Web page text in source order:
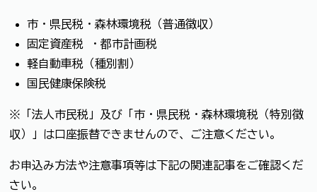
市・県民税・森林環境税（普通徴収）
固定資産税 ・都市計画税
軽自動車税（種別割）
国民健康保険税
※「法人市民税」及び「市・県民税・森林環境税（特別徴
収）」は口座振替できませんので、ご注意ください。
お申込み方法や注意事項等は下記の関連記事をご確認くだ
さい。